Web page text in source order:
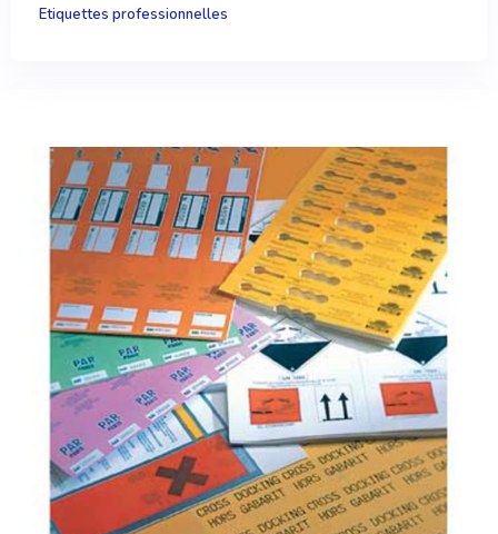
Etiquettes professionnelles